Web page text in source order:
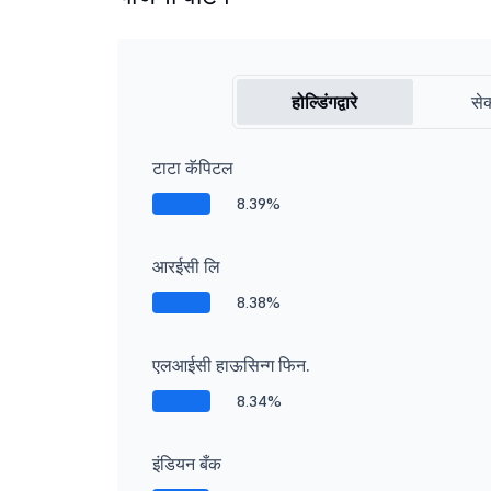
होल्डिंगद्वारे
टाटा कॅपिटल
8.39%
आरईसी लि
8.38%
एलआईसी हाऊसिन्ग फिन.
8.34%
इंडियन बँक